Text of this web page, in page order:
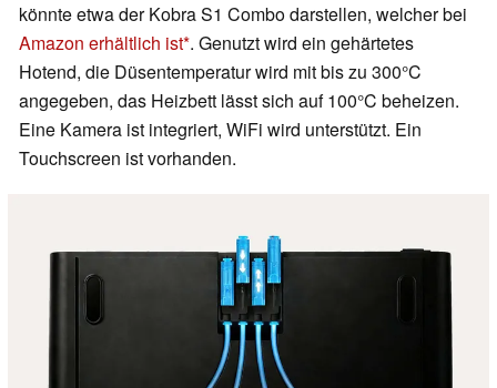
könnte etwa der Kobra S1 Combo darstellen, welcher bei
Amazon erhältlich ist . Genutzt wird ein gehärtetes
Hotend, die Düsentemperatur wird mit bis zu 300°C
angegeben, das Heizbett lässt sich auf 100°C beheizen.
Eine Kamera ist integriert, WiFi wird unterstützt. Ein
Touchscreen ist vorhanden.